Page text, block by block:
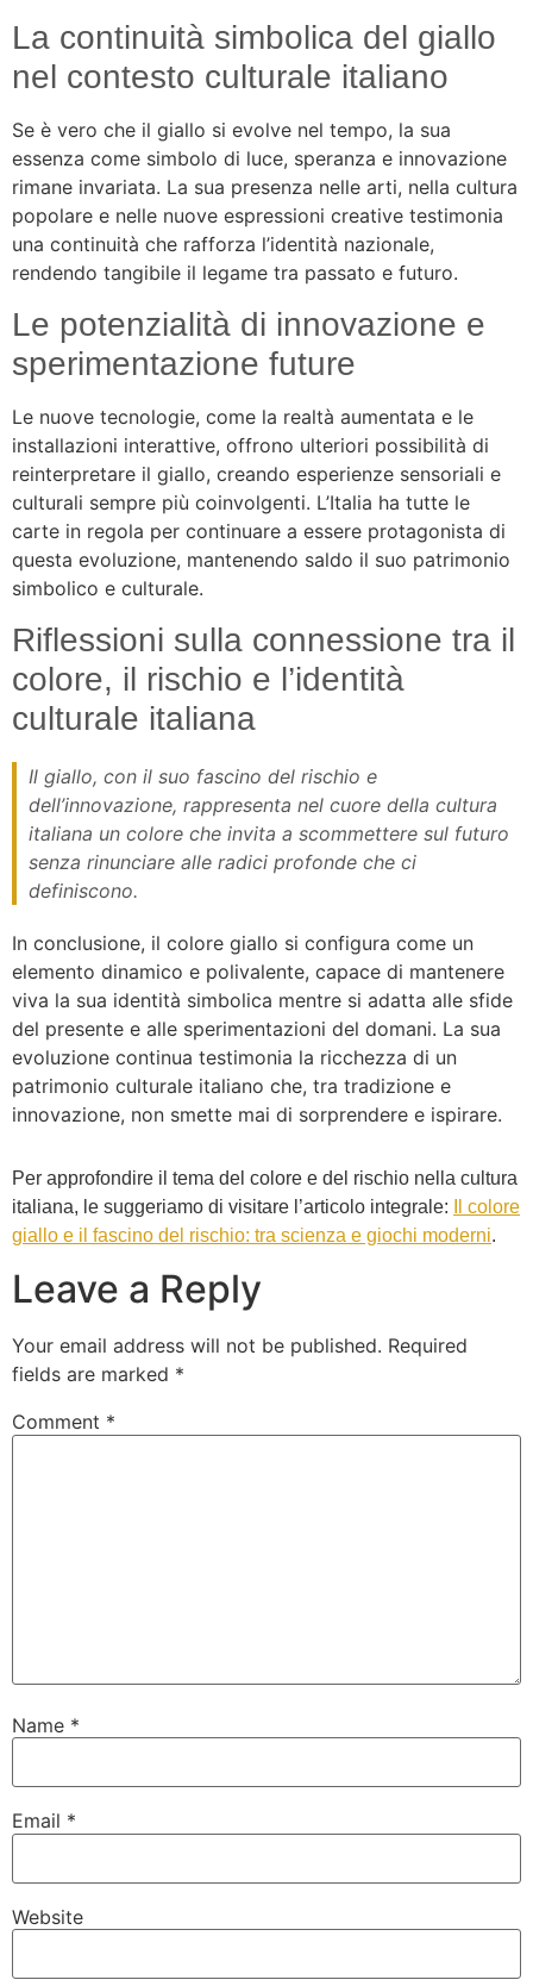
La continuità simbolica del giallo
nel contesto culturale italiano
Se è vero che il giallo si evolve nel tempo, la sua
essenza come simbolo di luce, speranza e innovazione
rimane invariata. La sua presenza nelle arti, nella cultura
popolare e nelle nuove espressioni creative testimonia
una continuità che rafforza l’identità nazionale,
rendendo tangibile il legame tra passato e futuro.
Le potenzialità di innovazione e
sperimentazione future
Le nuove tecnologie, come la realtà aumentata e le
installazioni interattive, offrono ulteriori possibilità di
reinterpretare il giallo, creando esperienze sensoriali e
culturali sempre più coinvolgenti. L’Italia ha tutte le
carte in regola per continuare a essere protagonista di
questa evoluzione, mantenendo saldo il suo patrimonio
simbolico e culturale.
Riflessioni sulla connessione tra il
colore, il rischio e l’identità
culturale italiana
Il giallo, con il suo fascino del rischio e
dell’innovazione, rappresenta nel cuore della cultura
italiana un colore che invita a scommettere sul futuro
senza rinunciare alle radici profonde che ci
definiscono.
In conclusione, il colore giallo si configura come un
elemento dinamico e polivalente, capace di mantenere
viva la sua identità simbolica mentre si adatta alle sfide
del presente e alle sperimentazioni del domani. La sua
evoluzione continua testimonia la ricchezza di un
patrimonio culturale italiano che, tra tradizione e
innovazione, non smette mai di sorprendere e ispirare.
Per approfondire il tema del colore e del rischio nella cultura
italiana, le suggeriamo di visitare l’articolo integrale:
Il colore
giallo e il fascino del rischio: tra scienza e giochi moderni.
Leave a Reply
Your email address will not be published. Required
fields are marked *
Comment *
Name *
Email *
Website